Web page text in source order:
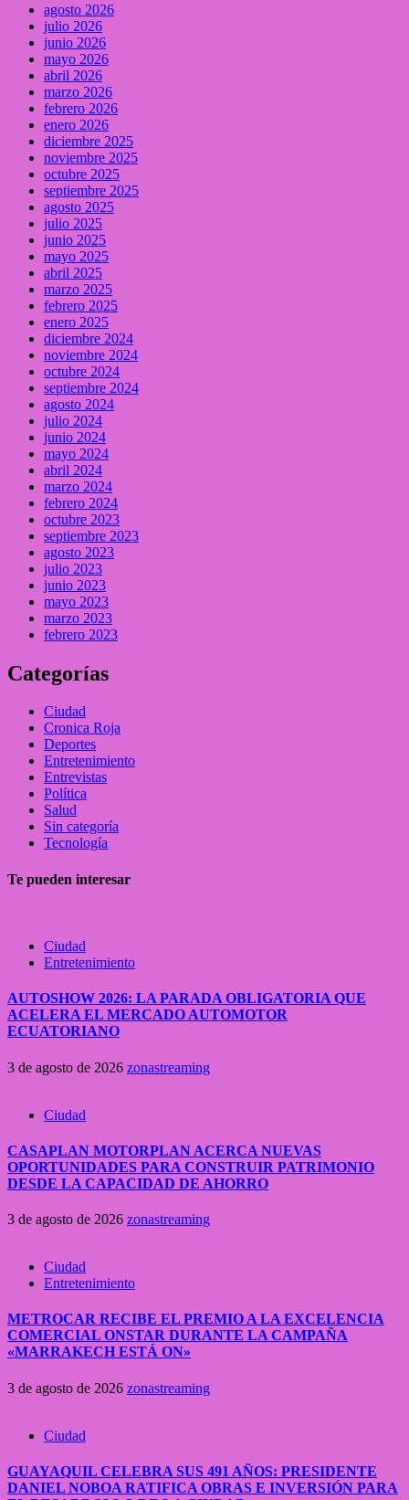
agosto 2026
julio 2026
junio 2026
mayo 2026
abril 2026
marzo 2026
febrero 2026
enero 2026
diciembre 2025
noviembre 2025
octubre 2025
septiembre 2025
agosto 2025
julio 2025
junio 2025
mayo 2025
abril 2025
marzo 2025
febrero 2025
enero 2025
diciembre 2024
noviembre 2024
octubre 2024
septiembre 2024
agosto 2024
julio 2024
junio 2024
mayo 2024
abril 2024
marzo 2024
febrero 2024
octubre 2023
septiembre 2023
agosto 2023
julio 2023
junio 2023
mayo 2023
marzo 2023
febrero 2023
Categorías
Ciudad
Cronica Roja
Deportes
Entretenimiento
Entrevistas
Política
Salud
Sin categoría
Tecnología
Te pueden interesar
Ciudad
Entretenimiento
AUTOSHOW 2026: LA PARADA OBLIGATORIA QUE
ACELERA EL MERCADO AUTOMOTOR
ECUATORIANO
3 de agosto de 2026 zonastreaming
Ciudad
CASAPLAN MOTORPLAN ACERCA NUEVAS
OPORTUNIDADES PARA CONSTRUIR PATRIMONIO
DESDE LA CAPACIDAD DE AHORRO
3 de agosto de 2026 zonastreaming
Ciudad
Entretenimiento
METROCAR RECIBE EL PREMIO A LA EXCELENCIA
COMERCIAL ONSTAR DURANTE LA CAMPAÑA
«MARRAKECH ESTÁ ON»
3 de agosto de 2026 zonastreaming
Ciudad
GUAYAQUIL CELEBRA SUS 491 AÑOS: PRESIDENTE
DANIEL NOBOA RATIFICA OBRAS E INVERSIÓN PARA